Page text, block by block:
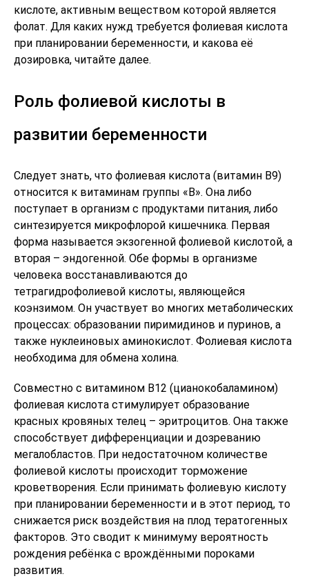
кислоте, активным веществом которой является
фолат. Для каких нужд требуется фолиевая кислота
при планировании беременности, и какова её
дозировка, читайте далее.
Роль фолиевой кислоты в
развитии беременности
Следует знать, что фолиевая кислота (витамин В9)
относится к витаминам группы «В». Она либо
поступает в организм с продуктами питания, либо
синтезируется микрофлорой кишечника. Первая
форма называется экзогенной фолиевой кислотой, а
вторая – эндогенной. Обе формы в организме
человека восстанавливаются до
тетрагидрофолиевой кислоты, являющейся
коэнзимом. Он участвует во многих метаболических
процессах: образовании пиримидинов и пуринов, а
также нуклеиновых аминокислот. Фолиевая кислота
необходима для обмена холина.
Совместно с витамином В12 (цианокобаламином)
фолиевая кислота стимулирует образование
красных кровяных телец – эритроцитов. Она также
способствует дифференциации и дозреванию
мегалобластов. При недостаточном количестве
фолиевой кислоты происходит торможение
кроветворения. Если принимать фолиевую кислоту
при планировании беременности и в этот период, то
снижается риск воздействия на плод тератогенных
факторов. Это сводит к минимуму вероятность
рождения ребёнка с врождёнными пороками
развития.